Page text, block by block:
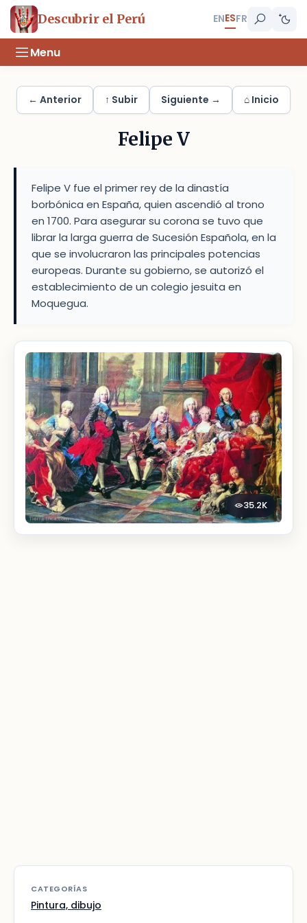
Descubrir el Perú ENESFR
Menu
← Anterior ↑ Subir Siguiente → ⌂ Inicio
Felipe V
Felipe V fue el primer rey de la dinastía
borbónica en España, quien ascendió al trono
en 1700. Para asegurar su corona se tuvo que
librar la larga guerra de Sucesión Española, en la
que se involucraron las principales potencias
europeas. Durante su gobierno, se autorizó el
establecimiento de un colegio jesuita en
Moquegua.
35.2K
CATEGORÍAS
Pintura, dibujo